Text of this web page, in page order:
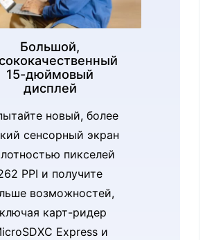
обновления:
Цветовой
профиль:
sRGB и Vivid
HDR режим:
HDR
Индивидуаль
откалиброва
Большой,
15-дюймовый
дисплей
новый, более
сенсорный экран
пикселей
PPI и получите
возможностей,
карт-ридер
Express и